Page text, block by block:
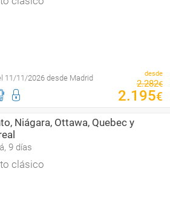
11/11/2026 desde Madrid desde
2.282€
2.195€
Niágara, Ottawa, Quebec y
9 días
clásico